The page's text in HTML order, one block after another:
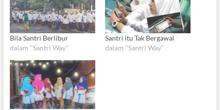
Bila Santri Berlibur
dalam "Santri Way"
Santri itu Tak Bergawai
dalam "Santri Way"